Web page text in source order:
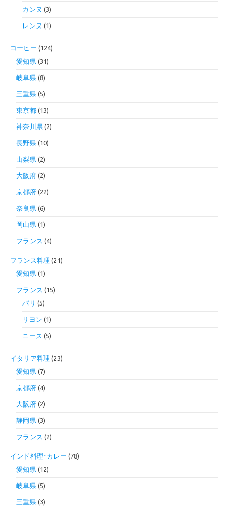
カンヌ (3)
レンヌ (1)
コーヒー (124)
愛知県 (31)
岐阜県 (8)
三重県 (5)
東京都 (13)
神奈川県 (2)
長野県 (10)
山梨県 (2)
大阪府 (2)
京都府 (22)
奈良県 (6)
岡山県 (1)
フランス (4)
フランス料理 (21)
愛知県 (1)
フランス (15)
パリ (5)
リヨン (1)
ニース (5)
イタリア料理 (23)
愛知県 (7)
京都府 (4)
大阪府 (2)
静岡県 (3)
フランス (2)
インド料理･カレー (78)
愛知県 (12)
岐阜県 (5)
三重県 (3)